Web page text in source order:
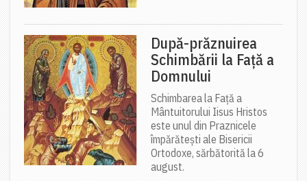
După-prăznuirea
Schimbării la Față a
Domnului
Schimbarea la Față a
Mântuitorului Iisus Hristos
este unul din Praznicele
împărătești ale Bisericii
Ortodoxe, sărbătorită la 6
august.